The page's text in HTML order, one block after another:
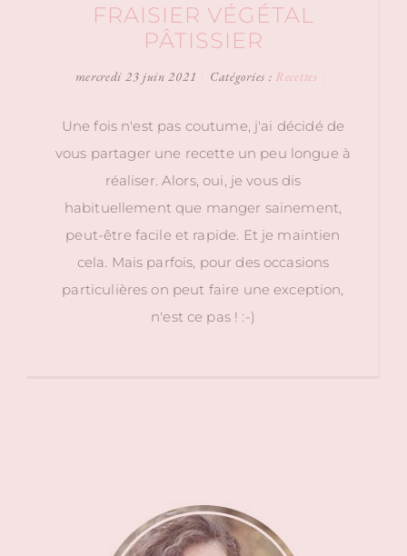
FRAISIER VÉGÉTAL
PÂTISSIER
mercredi 23 juin 2021 Catégories : Recettes
Une fois n'est pas coutume, j'ai décidé de
vous partager une recette un peu longue à
réaliser. Alors, oui, je vous dis
habituellement que manger sainement,
peut-être facile et rapide. Et je maintien
cela. Mais parfois, pour des occasions
particulières on peut faire une exception,
n'est ce pas ! :-)